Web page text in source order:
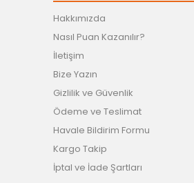
Hakkımızda
Nasıl Puan Kazanılır?
İletişim
Bize Yazın
Gizlilik ve Güvenlik
Ödeme ve Teslimat
Havale Bildirim Formu
Kargo Takip
İptal ve İade Şartları